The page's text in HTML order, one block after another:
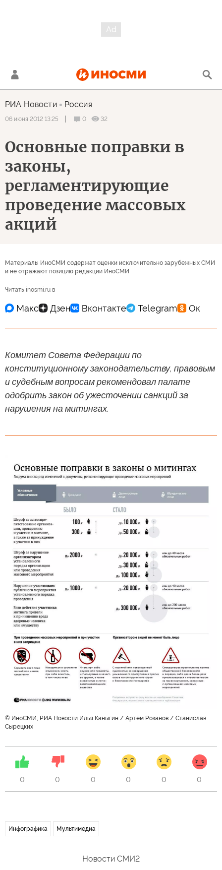
РИА Новости Россия
06 июня 2012 13:25 0 32
Основные поправки в
законы,
регламентирующие
проведение массовых
акций
Материалы ИноСМИ содержат оценки исключительно зарубежных СМИ
и не отражают позицию редакции ИноСМИ
Читать inosmi.ru в
Комитет Совета Федерации по
конституционному законодательству, правовым
и судебным вопросам рекомендовал палате
одобрить закон об ужесточении санкций за
нарушения на митингах.
© ИноСМИ, РИА Новости Илья Каныгин / Артём Розанов / Станислав
Сырецких
0 0 0 0 0 0
Инфографика Мультимедиа
Новости СМИ2